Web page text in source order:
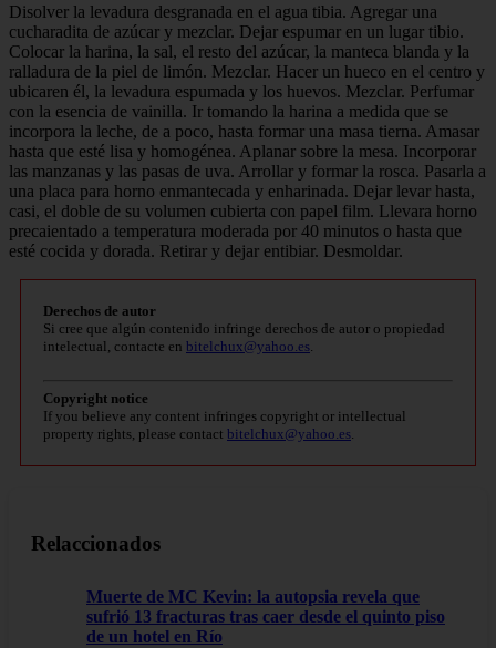
Disolver la levadura desgranada en el agua tibia. Agregar una
cucharadita de azúcar y mezclar. Dejar espumar en un lugar tibio.
Colocar la harina, la sal, el resto del azúcar, la manteca blanda y la
ralladura de la piel de limón. Mezclar. Hacer un hueco en el centro y
ubicaren él, la levadura espumada y los huevos. Mezclar. Perfumar
con la esencia de vainilla. Ir tomando la harina a medida que se
incorpora la leche, de a poco, hasta formar una masa tierna. Amasar
hasta que esté lisa y homogénea. Aplanar sobre la mesa. Incorporar
las manzanas y las pasas de uva. Arrollar y formar la rosca. Pasarla a
una placa para horno enmantecada y enharinada. Dejar levar hasta,
casi, el doble de su volumen cubierta con papel film. Llevara horno
precaientado a temperatura moderada por 40 minutos o hasta que
esté cocida y dorada. Retirar y dejar entibiar. Desmoldar.
Derechos de autor
Si cree que algún contenido infringe derechos de autor o propiedad
intelectual, contacte en bitelchux@yahoo.es
Copyright notice
If you believe any content infringes copyright or intellectual
property rights, please contact bitelchux@yahoo.es
Relaccionados
Muerte de MC Kevin: la autopsia revela que
sufrió 13 fracturas tras caer desde el quinto piso
de un hotel en Río